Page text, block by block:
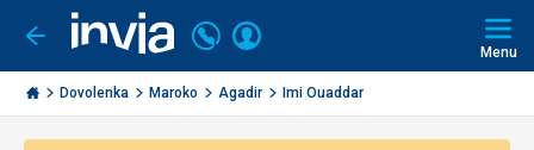
Ísť
späť
Invia.sk
Volajte
+421
2
3221
Prihlásiť
Menu
Dovolenka Maroko Agadir Imi Ouaddar